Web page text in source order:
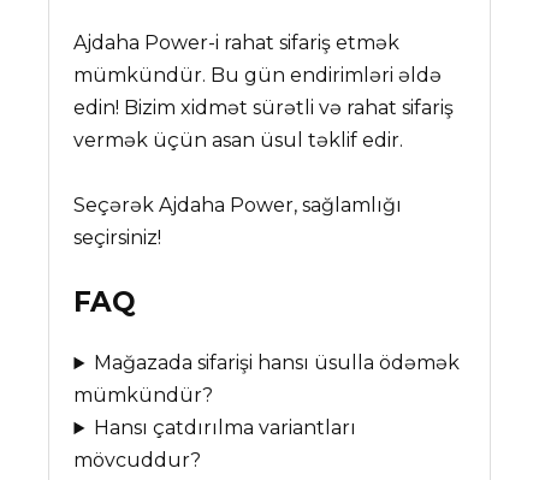
Ajdaha Power-i rahat sifariş etmək
mümkündür. Bu gün endirimləri əldə
edin! Bizim xidmət sürətli və rahat sifariş
vermək üçün asan üsul təklif edir.
Seçərək Ajdaha Power, sağlamlığı
seçirsiniz!
FAQ
Mağazada sifarişi hansı üsulla ödəmək
mümkündür?
Hansı çatdırılma variantları
mövcuddur?